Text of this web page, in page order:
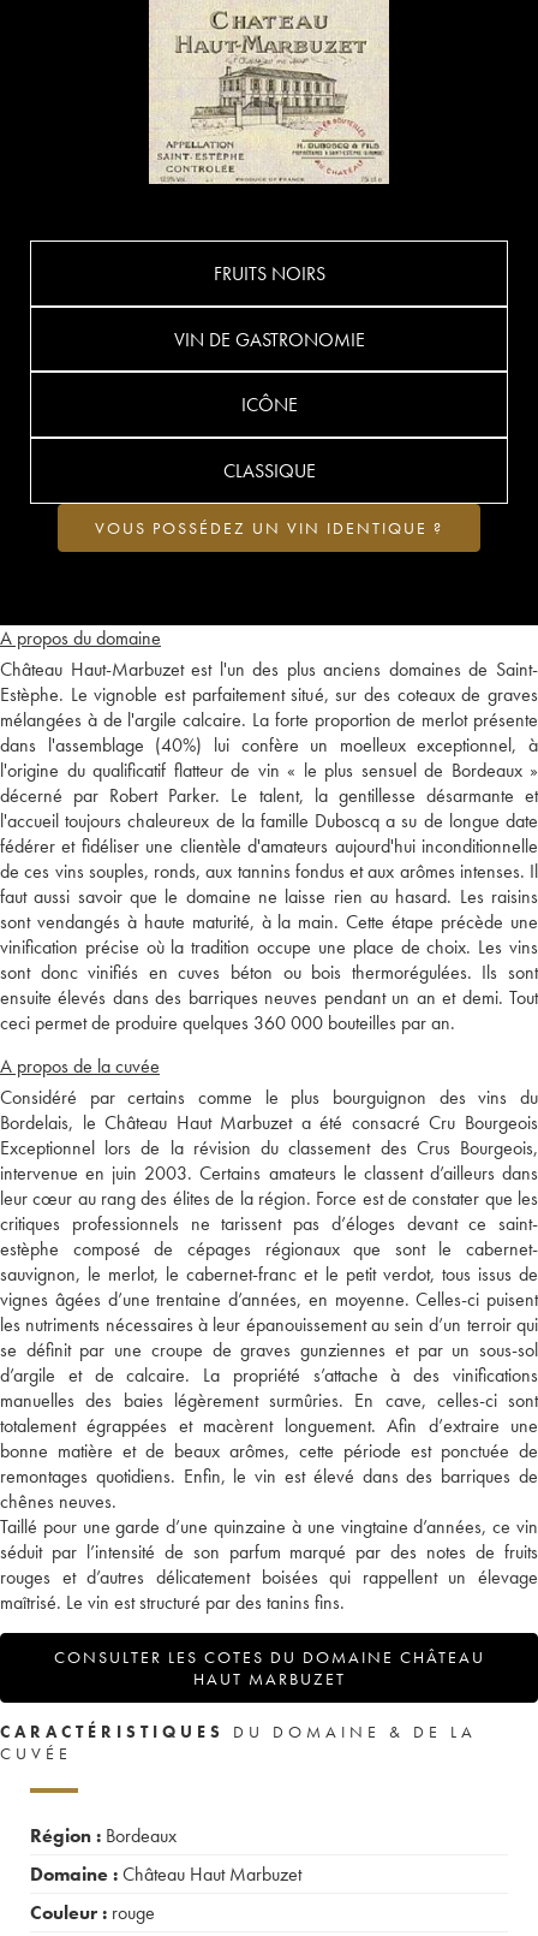
A propos du domaine
Château Haut-Marbuzet est l'un des plus anciens domaines de Saint-
Estèphe. Le vignoble est parfaitement situé, sur des coteaux de graves
mélangées à de l'argile calcaire. La forte proportion de merlot présente
dans l'assemblage (40%) lui confère un moelleux exceptionnel, à
l'origine du qualificatif flatteur de vin « le plus sensuel de Bordeaux »
décerné par Robert Parker. Le talent, la gentillesse désarmante et
l'accueil toujours chaleureux de la famille Duboscq a su de longue date
fédérer et fidéliser une clientèle d'amateurs aujourd'hui inconditionnelle
de ces vins souples, ronds, aux tannins fondus et aux arômes intenses. Il
faut aussi savoir que le domaine ne laisse rien au hasard. Les raisins
sont vendangés à haute maturité, à la main. Cette étape précède une
vinification précise où la tradition occupe une place de choix. Les vins
sont donc vinifiés en cuves béton ou bois thermorégulées. Ils sont
ensuite élevés dans des barriques neuves pendant un an et demi. Tout
ceci permet de produire quelques 360 000 bouteilles par an.
A propos de la cuvée
Considéré par certains comme le plus bourguignon des vins du
Bordelais, le Château Haut Marbuzet a été consacré Cru Bourgeois
Exceptionnel lors de la révision du classement des Crus Bourgeois,
intervenue en juin 2003. Certains amateurs le classent d’ailleurs dans
leur cœur au rang des élites de la région. Force est de constater que les
critiques professionnels ne tarissent pas d’éloges devant ce saint-
estèphe composé de cépages régionaux que sont le cabernet-
sauvignon, le merlot, le cabernet-franc et le petit verdot, tous issus de
vignes âgées d’une trentaine d’années, en moyenne. Celles-ci puisent
les nutriments nécessaires à leur épanouissement au sein d’un terroir qui
se définit par une croupe de graves gunziennes et par un sous-sol
d’argile et de calcaire. La propriété s’attache à des vinifications
manuelles des baies légèrement surmûries. En cave, celles-ci sont
totalement égrappées et macèrent longuement. Afin d’extraire une
bonne matière et de beaux arômes, cette période est ponctuée de
remontages quotidiens. Enfin, le vin est élevé dans des barriques de
chênes neuves.
Taillé pour une garde d’une quinzaine à une vingtaine d’années, ce vin
séduit par l’intensité de son parfum marqué par des notes de fruits
rouges et d’autres délicatement boisées qui rappellent un élevage
maîtrisé. Le vin est structuré par des tanins fins.
CONSULTER LES COTES DU DOMAINE CHÂTEAU
HAUT MARBUZET
FRUITS NOIRS
VIN DE GASTRONOMIE
ICÔNE
CLASSIQUE
VOUS POSSÉDEZ UN VIN IDENTIQUE ?
CARACTÉRISTIQUES
DU DOMAINE & DE LA
CUVÉE
Région : Bordeaux
Domaine :Château Haut Marbuzet
Couleur : rouge